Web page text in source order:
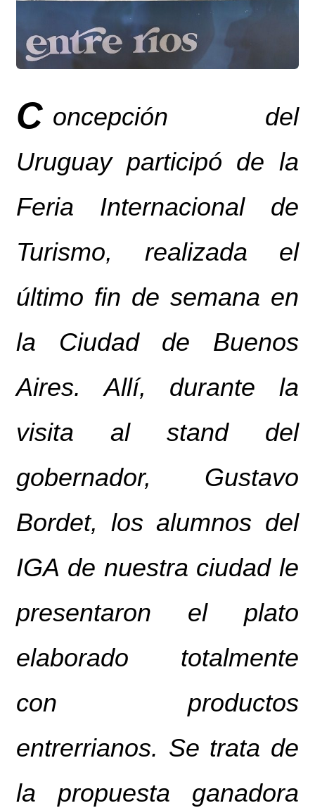
C oncepción del
Uruguay participó de la
Feria Internacional de
Turismo, realizada el
último fin de semana en
la Ciudad de Buenos
Aires. Allí, durante la
visita al stand del
gobernador, Gustavo
Bordet, los alumnos del
IGA de nuestra ciudad le
presentaron el plato
elaborado totalmente
con productos
entrerrianos. Se trata de
la propuesta ganadora